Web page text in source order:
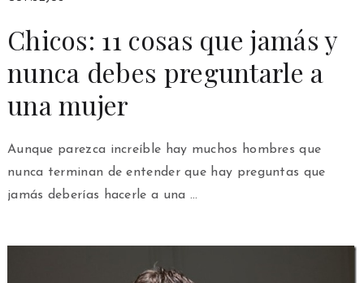
Chicos: 11 cosas que jamás y
nunca debes preguntarle a
una mujer
Aunque parezca increíble hay muchos hombres que
nunca terminan de entender que hay preguntas que
jamás deberías hacerle a una …